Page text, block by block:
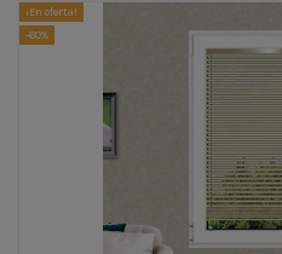
¡En oferta!
-60%